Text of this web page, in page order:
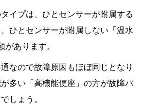
イプは、ひとセンサーが附属する
、ひとセンサーが附属しない「温水
あります。
なので故障原因もほぼ同じとなり
多い「高機能便座」の方が故障パ
しょう。